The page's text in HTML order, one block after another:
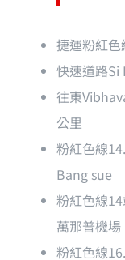
捷運粉紅
快速道路Si
往東
公里
粉紅色線
Bang sue
粉紅色線
萬那普機場
粉紅色線